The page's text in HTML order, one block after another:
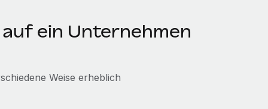
ein Unternehmen
Weise erheblich